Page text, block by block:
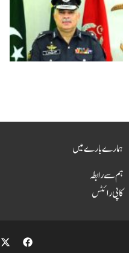
ہمارے بارے میں
ہم سے رابطہ
کاپی رائٹس